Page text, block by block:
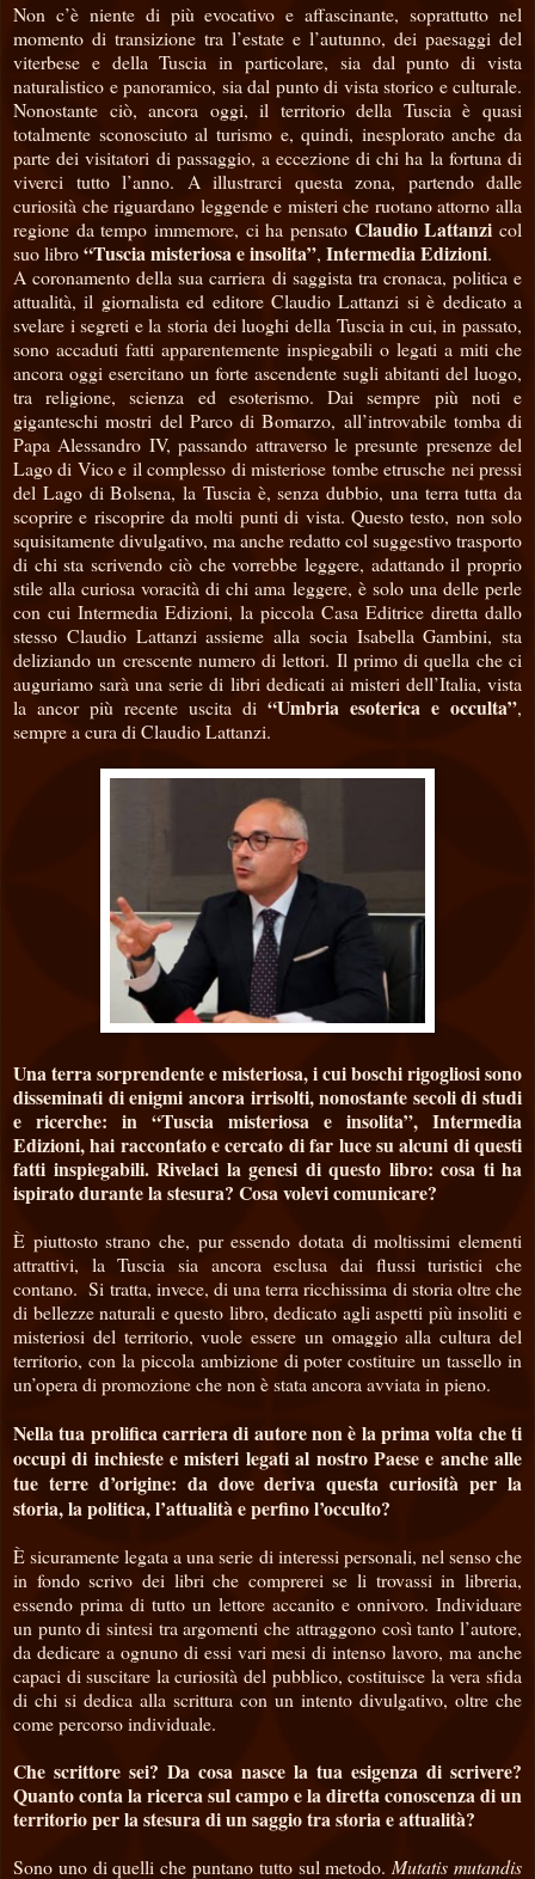
Non c’è niente di più evocativo e affascinante, soprattutto nel
momento di transizione tra l’estate e l’autunno, dei paesaggi del
viterbese e della Tuscia in particolare, sia dal punto di vista
naturalistico e panoramico, sia dal punto di vista storico e culturale.
Nonostante ciò, ancora oggi, il territorio della Tuscia è quasi
totalmente sconosciuto al turismo e, quindi, inesplorato anche da
parte dei visitatori di passaggio, a eccezione di chi ha la fortuna di
viverci tutto l’anno. A illustrarci questa zona, partendo dalle
curiosità che riguardano leggende e misteri che ruotano attorno alla
regione da tempo immemore, ci ha pensato Claudio Lattanzi col
suo libro“Tuscia misteriosa e insolita”, Intermedia Edizioni.
A coronamento della sua carriera di saggista tra cronaca, politica e
attualità, il giornalista ed editore Claudio Lattanzi si è dedicato a
svelare i segreti e la storia dei luoghi della Tuscia in cui, in passato,
sono accaduti fatti apparentemente inspiegabili o legati a miti che
ancora oggi esercitano un forte ascendente sugli abitanti del luogo,
tra religione, scienza ed esoterismo. Dai sempre più noti e
giganteschi mostri del Parco di Bomarzo, all’introvabile tomba di
Papa Alessandro IV, passando attraverso le presunte presenze del
Lago di Vico e il complesso di misteriose tombe etrusche nei pressi
del Lago di Bolsena, la Tuscia è, senza dubbio, una terra tutta da
scoprire e riscoprire da molti punti di vista. Questo testo, non solo
squisitamente divulgativo, ma anche redatto col suggestivo trasporto
di chi sta scrivendo ciò che vorrebbe leggere, adattando il proprio
stile alla curiosa voracità di chi ama leggere, è solo una delle perle
con cui Intermedia Edizioni, la piccola Casa Editrice diretta dallo
stesso Claudio Lattanzi assieme alla socia Isabella Gambini, sta
deliziando un crescente numero di lettori. Il primo di quella che ci
auguriamo sarà una serie di libri dedicati ai misteri dell’Italia, vista
la ancor più recente uscita di “Umbria esoterica e occulta”,
sempre a cura di Claudio Lattanzi.
Una terra sorprendente e misteriosa, i cui boschi rigogliosi sono
disseminati di enigmi ancora irrisolti, nonostante secoli di studi
e ricerche: in “Tuscia misteriosa e insolita”, Intermedia
Edizioni, hai raccontato e cercato di far luce su alcuni di questi
fatti inspiegabili. Rivelaci la genesi di questo libro: cosa ti ha
ispirato durante la stesura? Cosa volevi comunicare?
È piuttosto strano che, pur essendo dotata di moltissimi elementi
attrattivi, la Tuscia sia ancora esclusa dai flussi turistici che
contano. Si tratta, invece, di una terra ricchissima di storia oltre che
di bellezze naturali e questo libro, dedicato agli aspetti più insoliti e
misteriosi del territorio, vuole essere un omaggio alla cultura del
territorio, con la piccola ambizione di poter costituire un tassello in
un’opera di promozione che non è stata ancora avviata in pieno.
Nella tua prolifica carriera di autore non è la prima volta che ti
occupi di inchieste e misteri legati al nostro Paese e anche alle
tue terre d’origine: da dove deriva questa curiosità per la
storia, la politica, l’attualità e perfino l’occulto?
È sicuramente legata a una serie di interessi personali, nel senso che
in fondo scrivo dei libri che comprerei se li trovassi in libreria,
essendo prima di tutto un lettore accanito e onnivoro. Individuare
un punto di sintesi tra argomenti che attraggono così tanto l’autore,
da dedicare a ognuno di essi vari mesi di intenso lavoro, ma anche
capaci di suscitare la curiosità del pubblico, costituisce la vera sfida
di chi si dedica alla scrittura con un intento divulgativo, oltre che
come percorso individuale.
Che scrittore sei? Da cosa nasce la tua esigenza di scrivere?
Quanto conta la ricerca sul campo e la diretta conoscenza di un
territorio per la stesura di un saggio tra storia e attualità?
Sono uno di quelli che puntano tutto sul metodo.Mutatis mutandis